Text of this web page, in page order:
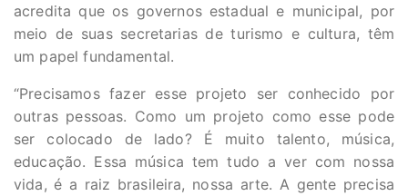
acredita que os governos estadual e municipal, por
meio de suas secretarias de turismo e cultura, têm
um papel fundamental.
“Precisamos fazer esse projeto ser conhecido por
outras pessoas. Como um projeto como esse pode
ser colocado de lado? É muito talento, música,
educação. Essa música tem tudo a ver com nossa
vida, é a raiz brasileira, nossa arte. A gente precisa